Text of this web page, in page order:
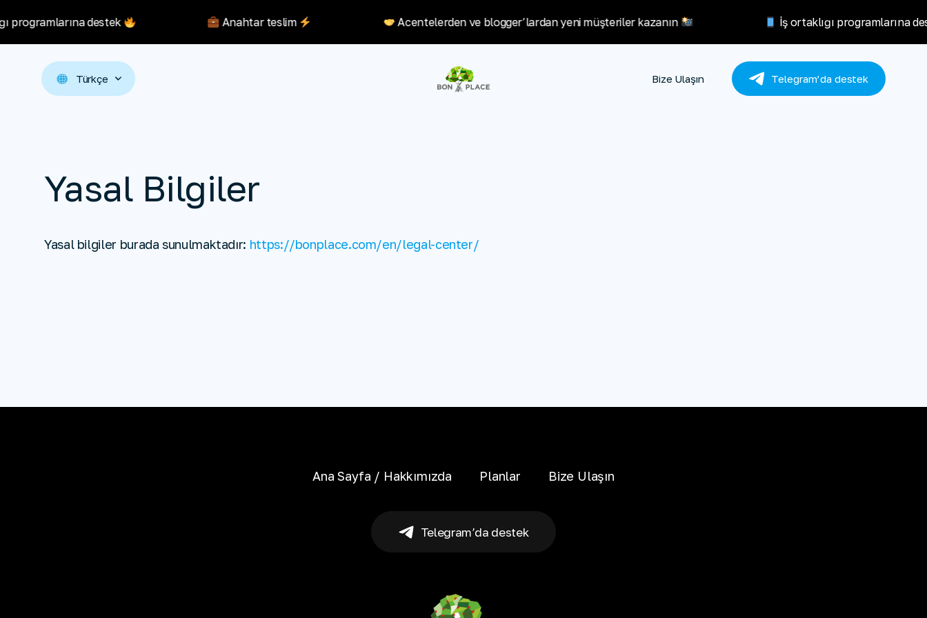
programlarına destek Anahtar teslim Acentelerden ve blogger’lardan yeni müşteriler kazanın İş ortaklığı programlarına
Türkçe Bize Ulaşın Telegram’da destek
Yasal Bilgiler
Yasal bilgiler burada sunulmaktadır: https://bonplace.com/en/legal-center/
Ana Sayfa / Hakkımızda Planlar Bize Ulaşın
Telegram’da destek